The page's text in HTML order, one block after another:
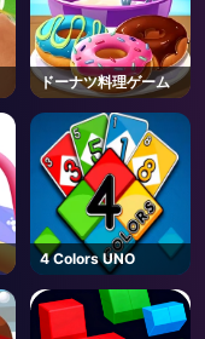
ドーナツ料理ゲーム
4 Colors UNO